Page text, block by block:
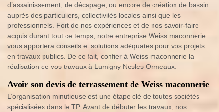
d’assainissement, de décapage, ou encore de création de bassin
auprès des particuliers, collectivités locales ainsi que les
professionnels. Fort de nos expériences et de nos savoir-faire
acquis durant tout ce temps, notre entreprise Weiss maconnerie
vous apportera conseils et solutions adéquates pour vos projets
en travaux publics. De ce fait, confier à Weiss maconnerie la
réalisation de vos travaux à Lumigny Nesles Ormeaux.
Avoir son devis de terrassement de Weiss maconnerie
L’organisation minutieuse est une étape clé de toutes sociétés
spécialisées dans le TP. Avant de débuter les travaux, nos